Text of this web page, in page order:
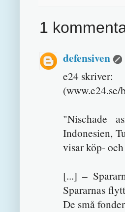
1
defensiven
e24 skriver:
(www.e24.se/
"Nischade
Indonesien,
visar köp-
[...] –
Spararnas
De små